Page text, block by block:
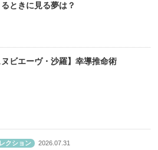
るときに見る夢は？
ヌビエーヴ・沙羅】幸導推命術
クション 2026.07.31